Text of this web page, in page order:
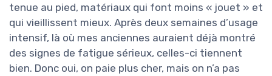
tenue au pied, matériaux qui font moins « jouet » et
qui vieillissent mieux. Après deux semaines d’usage
intensif, là où mes anciennes auraient déjà montré
des signes de fatigue sérieux, celles-ci tiennent
bien. Donc oui, on paie plus cher, mais on n’a pas